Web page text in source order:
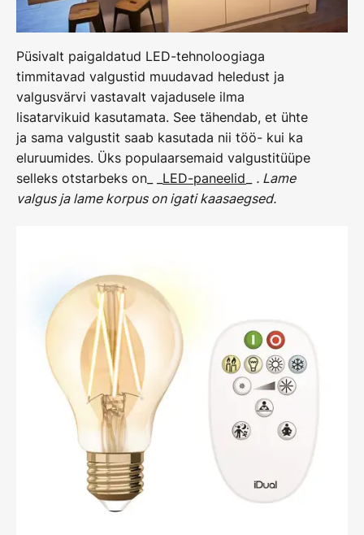
Püsivalt paigaldatud LED-tehnoloogiaga
timmitavad valgustid muudavad heledust ja
valgusvärvi vastavalt vajadusele ilma
lisatarvikuid kasutamata. See tähendab, et ühte
ja sama valgustit saab kasutada nii töö- kui ka
eluruumides. Üks populaarsemaid valgustitüüpe
selleks otstarbeks on_ _ LED-paneelid
. Lame
valgus ja lame korpus on igati kaasaegsed.